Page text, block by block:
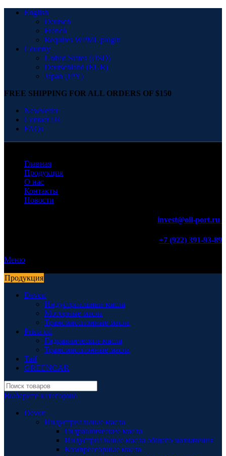
English
Deutsch
French
Requires WPML plugin
Country
United States (USD)
Deutschland (EUR)
Japan (JPY)
FREE SHIPPING FOR ALL ORDERS OF $150
Newsletter
Contact Us
FAQs
Главная
Продукция
О нас
Контакты
Новости
invest@oil-port.ru
+7 (922) 391-93-89
Меню
Продукция
Devon
Индустриальные масла
Моторные масла
Трансмиссионные масла
Prista oil
Гидравлические масла
Трансмиссионные масла
Taif
GREENCAR
Выберите категорию
Devon
Индустриальные масла
Гидравлические масла
Индустриальные масла общего назначения
Компрессорные масла